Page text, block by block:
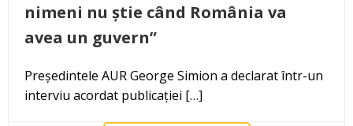
nimeni nu știe când România va
avea un guvern”
Președintele AUR George Simion a declarat într-un
interviu acordat publicației […]